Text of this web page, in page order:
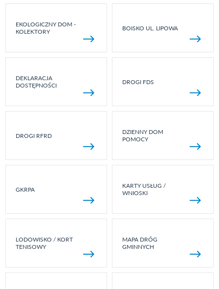
EKOLOGICZNY DOM -
KOLEKTORY
BOISKO UL. LIPOWA
DEKLARACJA
DOSTĘPNOŚCI
DROGI FDS
DROGI RFRD
DZIENNY DOM
POMOCY
GKRPA
KARTY USŁUG /
WNIOSKI
LODOWISKO / KORT
TENISOWY
MAPA DRÓG
GMINNYCH